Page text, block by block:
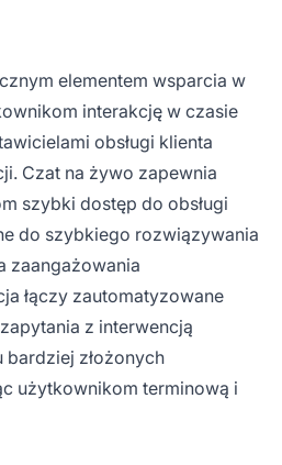
elementem wsparcia w
interakcję w czasie
obsługi klienta
Czat na żywo zapewnia
szybki dostęp do obsługi
do szybkiego rozwiązywania
zaangażowania
łączy zautomatyzowane
z interwencją
złożonych
użytkownikom terminową i